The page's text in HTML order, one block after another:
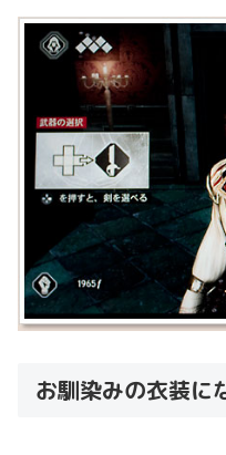
お馴染みの衣装に